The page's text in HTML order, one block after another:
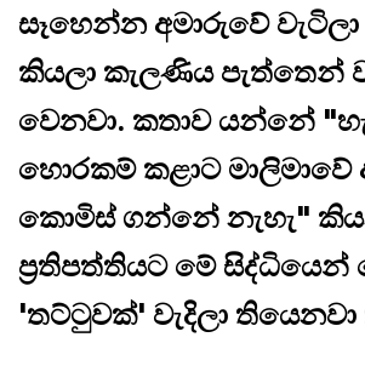
සෑහෙන්න අමාරුවේ
කියලා කැලණිය පැත්තෙන්
වෙනවා. කතාව යන්නේ
හොරකම් කළාට මාලිමාවේ
කොමිස් ගන්නේ නැහැ"
ප්‍රතිපත්තියට මේ
'තට්ටුවක්' වැදිලා